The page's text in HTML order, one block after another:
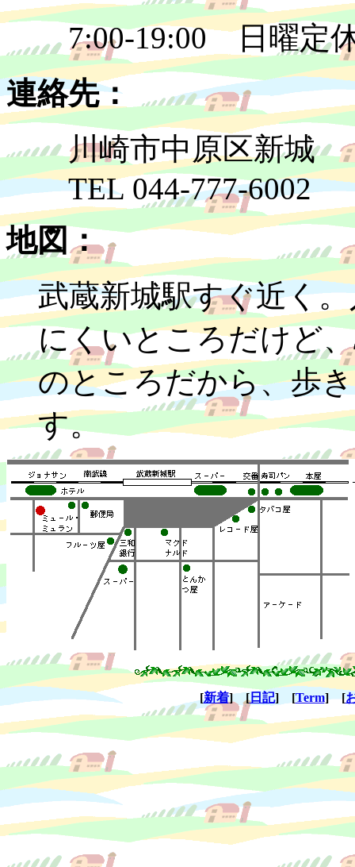
7:00-19:00 日曜
連絡先：
川崎市中原区新城
TEL 044-777-6002
地図：
武蔵新城駅すぐ近く
にくいところだけど
のところだから、歩
す。
[新着] [日記] [Term] [